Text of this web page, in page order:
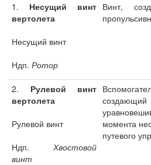
1. Несущий винт
вертолета
Несущий винт
Ндп. Ротор
Винт,
2. Рулевой винт
вертолета
Рулевой винт
Ндп. Хвостовой
винт
момента
путевого